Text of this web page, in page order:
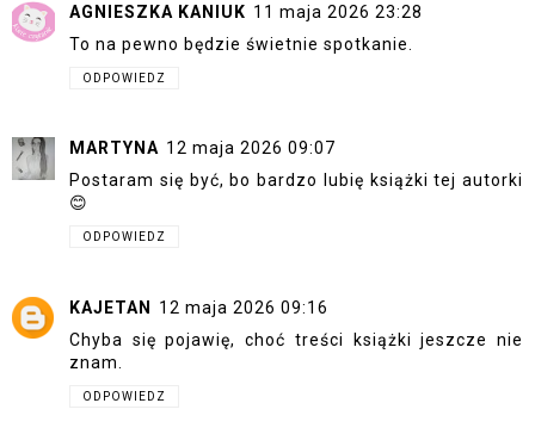
AGNIESZKA KANIUK 11 maja 2026 23:28
To na pewno będzie świetnie spotkanie.
ODPOWIEDZ
MARTYNA 12 maja 2026 09:07
Postaram się być, bo bardzo lubię książki tej autorki
😊
ODPOWIEDZ
KAJETAN
12 maja 2026 09:16
Chyba się pojawię, choć treści książki jeszcze nie
znam.
ODPOWIEDZ